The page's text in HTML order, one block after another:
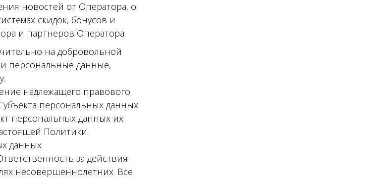
новостей от Оператора, о
скидок, бонусов и
и партнеров Оператора.
на добровольной
персональные данные,
надлежащего правового
персональных данных
персональных данных их
Политики.
данных
за действия
несовершеннолетних. Все